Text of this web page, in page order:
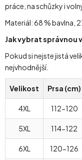
práce, na schůzky i
Materiál: 68 % bavlna,
Jak vybrat správnou
Pokud si nejste jistá
nejvhodnější.
Velikost Prsa (cm)
4XL 112-120
5XL 114-122
6XL 120-126